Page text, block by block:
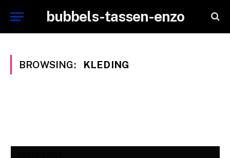
bubbels-tassen-enzo
BROWSING: KLEDING